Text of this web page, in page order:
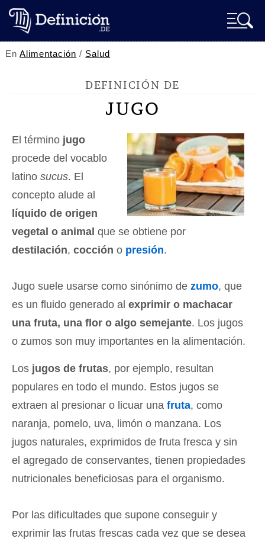
EnAlimentación / Salud
DEFINICIÓN DE
JUGO
El término jugo
procede del vocablo
latino sucus. El
concepto alude al
líquido de origen
vegetal o animal que se obtiene por
destilación, cocción o presión.
Jugo suele usarse como sinónimo de zumo, que
es un fluido generado al exprimir o machacar
una fruta, una flor o algo semejante. Los jugos
o zumos son muy importantes en la alimentación.
Los jugos de frutas, por ejemplo, resultan
populares en todo el mundo. Estos jugos se
extraen al presionar o licuar una fruta, como
naranja, pomelo, uva, limón o manzana. Los
jugos naturales, exprimidos de fruta fresca y sin
el agregado de conservantes, tienen propiedades
nutricionales beneficiosas para el organismo.
Por las dificultades que supone conseguir y
exprimir las frutas frescas cada vez que se desea